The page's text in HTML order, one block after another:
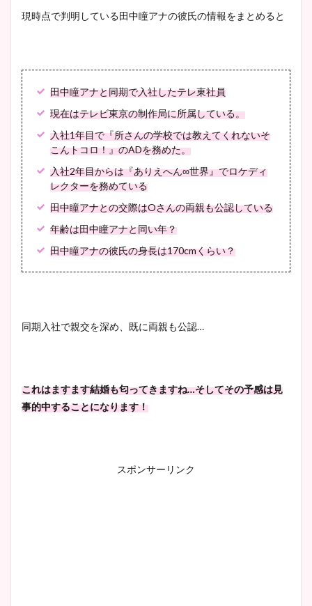
現時点で判明している田中瞳アナの彼氏の情報をまとめると
田中瞳アナと同期で入社したテレ東社員
現在はテレビ東京の制作局に所属している。
入社1年目で『所さんの学校では教えてくれないそ
こんトコロ！』のADを務めた。
入社2年目からは『ありえへん∞世界』でロケディ
レクターを務めている
田中瞳アナとの交際はOさんの両親も公認している
年齢は田中瞳アナと同い年？
田中瞳アナの彼氏の身長は170cmくらい？
同期入社で親交を深め、既に両親も公認…
これはますます結婚も匂ってきますね…そしてその予感は見
事的中することになります！
スポンサーリンク